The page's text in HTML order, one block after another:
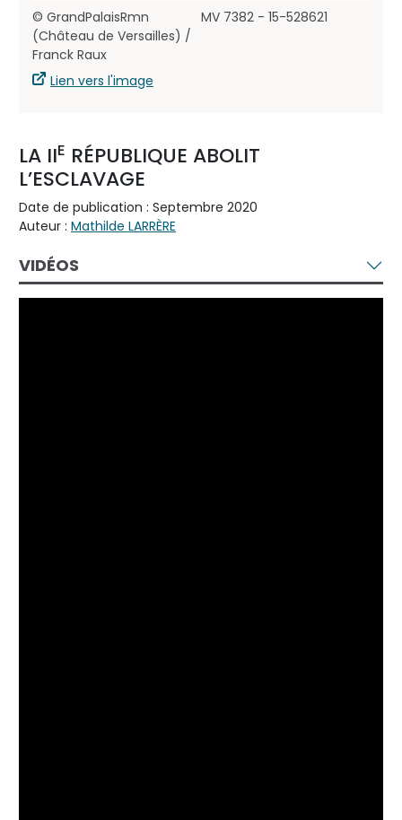
© GrandPalaisRmn
(Château de Versailles) /
Franck Raux
Lien vers l'image
MV 7382 - 15-528621
LA IIE RÉPUBLIQUE ABOLIT
L’ESCLAVAGE
Date de publication : Septembre 2020
Auteur : Mathilde LARRÈRE
VIDÉOS